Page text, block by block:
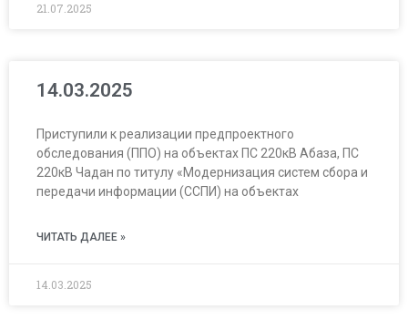
21.07.2025
14.03.2025
Приступили к реализации предпроектного
обследования (ППО) на объектах ПС 220кВ Абаза, ПС
220кВ Чадан по титулу «Модернизация систем сбора и
передачи информации (ССПИ) на объектах
ЧИТАТЬ ДАЛЕЕ »
14.03.2025